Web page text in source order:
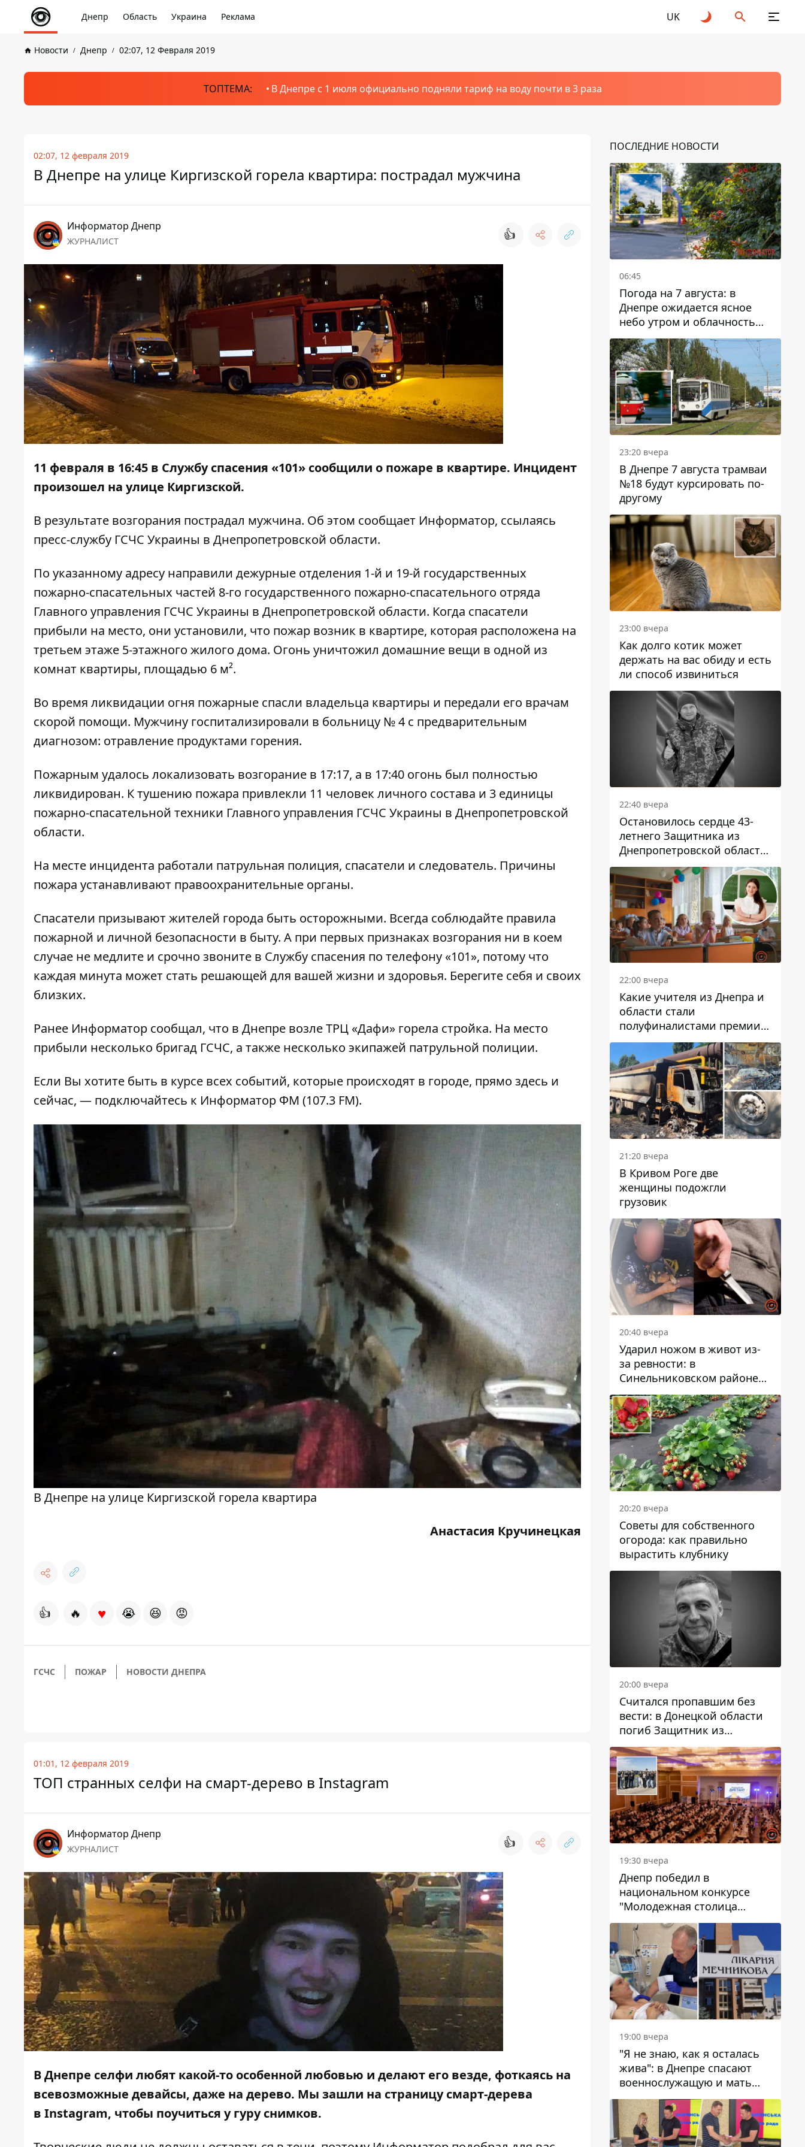
Днепр Область Украина Реклама UK
Новости Днепр 02:07, 12 Февраля 2019
ТОПТЕМА: В Днепре с 1 июля официально подняли тариф на воду почти в 3 раза
02:07, 12 февраля 2019
В Днепре на улице Киргизской горела квартира: пострадал мужчина
Информатор Днепр
ЖУРНАЛИСТ 👍
11 февраля в 16:45 в Службу спасения «101» сообщили о пожаре в квартире. Инцидент
произошел на улице Киргизской.
В результате возгорания пострадал мужчина. Об этом сообщает Информатор, ссылаясь
пресс-службу ГСЧС Украины в Днепропетровской области.
По указанному адресу направили дежурные отделения 1-й и 19-й государственных
пожарно-спасательных частей 8-го государственного пожарно-спасательного отряда
Главного управления ГСЧС Украины в Днепропетровской области. Когда спасатели
прибыли на место, они установили, что пожар возник в квартире, которая расположена на
третьем этаже 5-этажного жилого дома. Огонь уничтожил домашние вещи в одной из
комнат квартиры, площадью 6 м².
Во время ликвидации огня пожарные спасли владельца квартиры и передали его врачам
скорой помощи. Мужчину госпитализировали в больницу № 4 с предварительным
диагнозом: отравление продуктами горения.
Пожарным удалось локализовать возгорание в 17:17, а в 17:40 огонь был полностью
ликвидирован. К тушению пожара привлекли 11 человек личного состава и 3 единицы
пожарно-спасательной техники Главного управления ГСЧС Украины в Днепропетровской
области.
На месте инцидента работали патрульная полиция, спасатели и следователь. Причины
пожара устанавливают правоохранительные органы.
Спасатели призывают жителей города быть осторожными. Всегда соблюдайте правила
пожарной и личной безопасности в быту. А при первых признаках возгорания ни в коем
случае не медлите и срочно звоните в Службу спасения по телефону «101», потому что
каждая минута может стать решающей для вашей жизни и здоровья. Берегите себя и своих
близких.
Ранее Информатор сообщал, что в Днепре возле ТРЦ «Дафи» горела стройка. На место
прибыли несколько бригад ГСЧС, а также несколько экипажей патрульной полиции.
Если Вы хотите быть в курсе всех событий, которые происходят в городе, прямо здесь и
сейчас, — подключайтесь к Информатор ФМ (107.3 FM).
В Днепре на улице Киргизской горела квартира
Анастасия Кручинецкая
👍 🔥 ♥ 😭 😆 😡
ГСЧС ПОЖАР НОВОСТИ ДНЕПРА
01:01, 12 февраля 2019
ТОП странных селфи на смарт-дерево в Instagram
Информатор Днепр
ЖУРНАЛИСТ 👍
В Днепре селфи любят какой-то особенной любовью и делают его везде, фоткаясь на
всевозможные девайсы, даже на дерево. Мы зашли на страницу смарт-дерева
в Instagram, чтобы поучиться у гуру снимков.
ПОСЛЕДНИЕ НОВОСТИ
06:45
Погода на 7 августа: в
Днепре ожидается ясное
небо утром и облачность
после обеда
23:20 вчера
В Днепре 7 августа трамваи
№18 будут курсировать по-
другому
23:00 вчера
Как долго котик может
держать на вас обиду и есть
ли способ извиниться
22:40 вчера
Остановилось сердце 43-
летнего Защитника из
Днепропетровской области
Евгения Зинченко
22:00 вчера
Какие учителя из Днепра и
области стали
полуфиналистами премии
Global Teacher Prize Ukraine
2026
21:20 вчера
В Кривом Роге две
женщины подожгли
грузовик
20:40 вчера
Ударил ножом в живот из-
за ревности: в
Синельниковском районе
задержали 49-летнего
мужчину за убийство
20:20 вчера
Советы для собственного
огорода: как правильно
вырастить клубнику
20:00 вчера
Считался пропавшим без
вести: в Донецкой области
погиб Защитник из
Каменского Антон
Красовский
19:30 вчера
Днепр победил в
национальном конкурсе
"Молодежная столица
Украины – 2026"
19:00 вчера
"Я не знаю, как я осталась
жива": в Днепре спасают
военнослужащую и мать
четверых детей, которую
ранил КАБ